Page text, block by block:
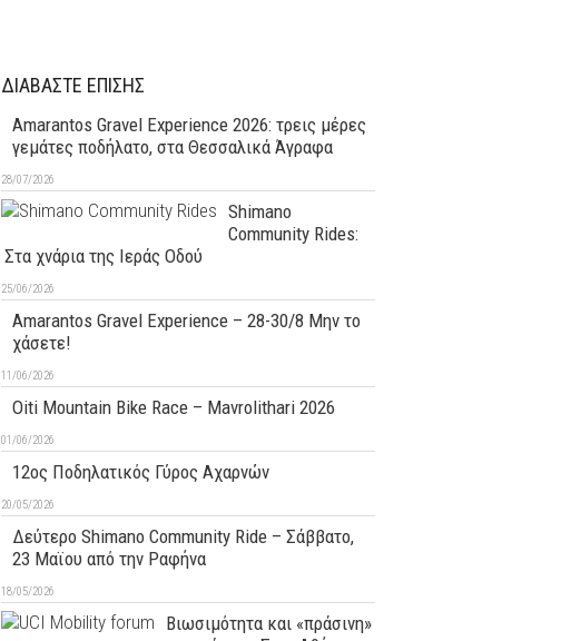
ΔΙΑΒΑΣΤΕ ΕΠΙΣΗΣ
Amarantos Gravel Experience 2026: τρεις μέρες
γεμάτες ποδήλατο, στα Θεσσαλικά Άγραφα
28/07/2026
Shimano
Community Rides:
Στα χνάρια της Ιεράς Οδού
25/06/2026
Amarantos Gravel Experience – 28-30/8 Μην το
χάσετε!
11/06/2026
Oiti Mountain Bike Race – Mavrolithari 2026
01/06/2026
12ος Ποδηλατικός Γύρος Αχαρνών
20/05/2026
Δεύτερo Shimano Community Ride – Σάββατο,
23 Μαϊου από την Ραφήνα
18/05/2026
Βιωσιμότητα και «πράσινη»